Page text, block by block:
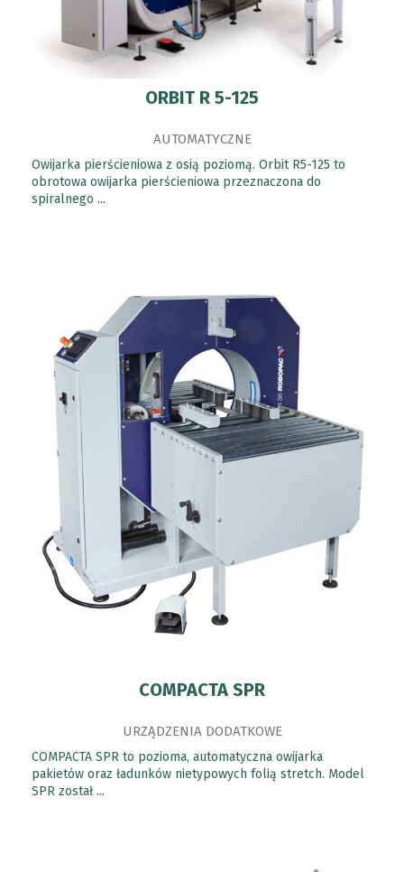
ORBIT R 5-125
AUTOMATYCZNE
Owijarka pierścieniowa z osią poziomą. Orbit R5-125 to
obrotowa owijarka pierścieniowa przeznaczona do
spiralnego ...
COMPACTA SPR
URZĄDZENIA DODATKOWE
COMPACTA SPR to pozioma, automatyczna owijarka
pakietów oraz ładunków nietypowych folią stretch. Model
SPR został ...